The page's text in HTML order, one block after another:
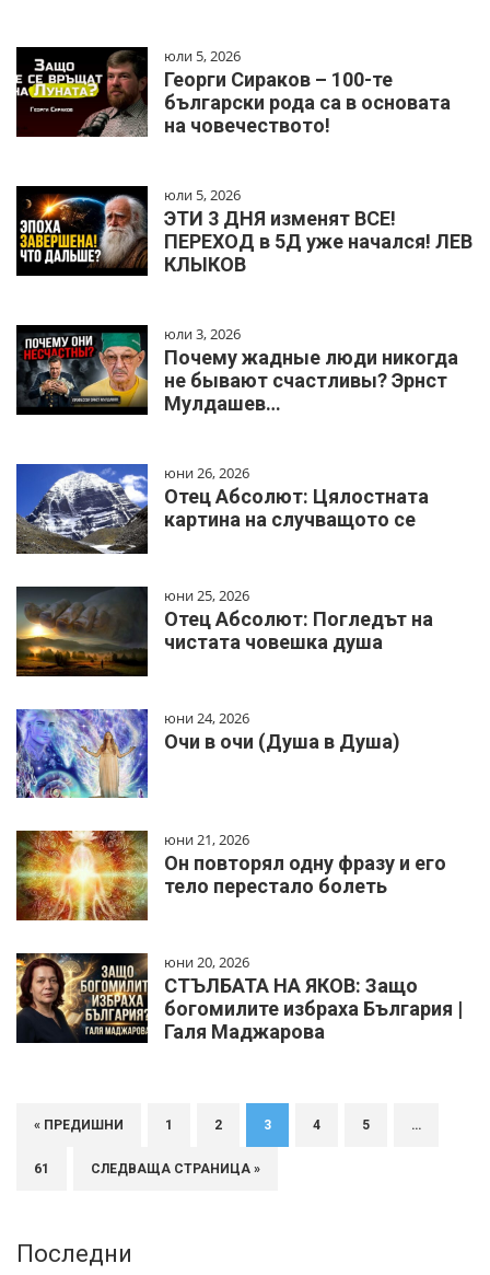
юли 5, 2026
Георги Сираков – 100-те
български рода са в основата
на човечеството!
юли 5, 2026
ЭТИ 3 ДНЯ изменят ВСЕ!
ПЕРЕХОД в 5Д уже начался! ЛЕВ
КЛЫКОВ
юли 3, 2026
Почему жадные люди никогда
не бывают счастливы? Эрнст
Мулдашев…
юни 26, 2026
Отец Абсолют: Цялостната
картина на случващото се
юни 25, 2026
Отец Абсолют: Погледът на
чистата човешка душа
юни 24, 2026
Очи в очи (Душа в Душа)
юни 21, 2026
Он повторял одну фразу и его
тело перестало болеть
юни 20, 2026
СТЪЛБАТА НА ЯКОВ: Защо
богомилите избраха България |
Галя Маджарова
« ПРЕДИШНИ 1 2 3 4 5 …
61 СЛЕДВАЩА СТРАНИЦА »
Последни